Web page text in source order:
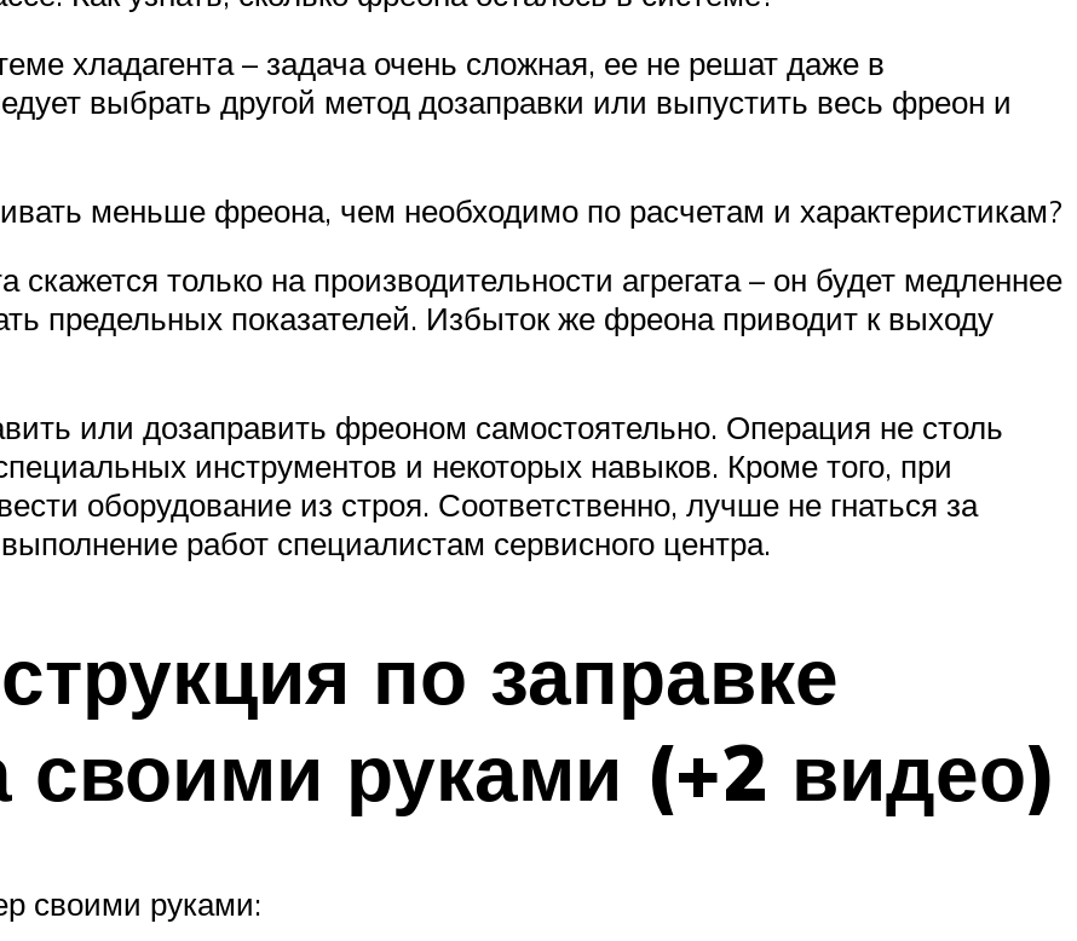
хладагента – задача очень сложная, ее не решат даже в
выбрать другой метод дозаправки или выпустить весь фреон и
меньше фреона, чем необходимо по расчетам и характеристикам?
скажется только на производительности агрегата – он будет медленнее
предельных показателей. Избыток же фреона приводит к выходу
или дозаправить фреоном самостоятельно. Операция не столь
инструментов и некоторых навыков. Кроме того, при
оборудование из строя. Соответственно, лучше не гнаться за
работ специалистам сервисного центра.
по заправке
своими руками (+2 видео)
своими руками: